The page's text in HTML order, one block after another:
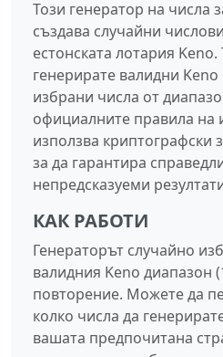
Този генератор на числа
създава случайни
естонската лотария
генерирате валидни
избрани числа от
официалните правила на
използва криптографски
за да гарантира
непредсказуеми
КАК РАБОТИ
Генераторът случайно
валидния Keno диапазон
повторение. Можете да
колко числа да
вашата предпочитана